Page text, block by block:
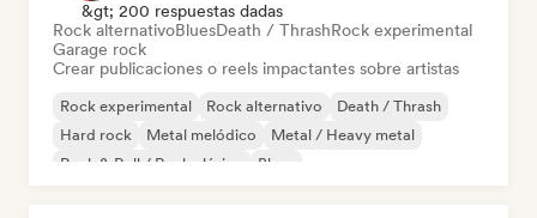
&gt; 200 respuestas dadas
Rock alternativoBluesDeath / ThrashRock experimental
Garage rock
Crear publicaciones o reels impactantes sobre artistas
Rock experimental Rock alternativo
Death / Thrash
Hard rock
Metal melódico
Metal / Heavy metal
Rock & Roll / Rock clásico
Blues